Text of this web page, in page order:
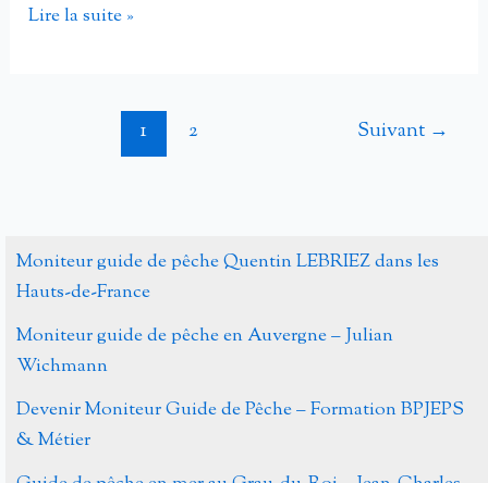
Découverte
avec
les
Pêche
Lire la suite »
1 2 Suivant →
Moniteur guide de pêche Quentin LEBRIEZ dans les
Hauts-de-France
Moniteur guide de pêche en Auvergne – Julian
Wichmann
Devenir Moniteur Guide de Pêche – Formation BPJEPS
& Métier